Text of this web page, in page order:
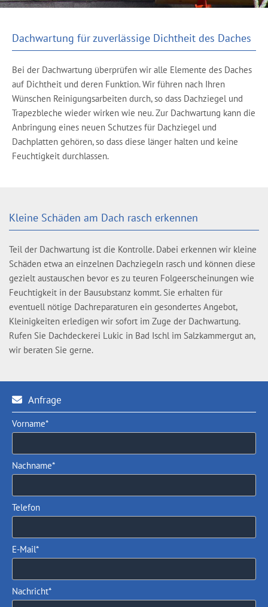
Dachwartung für zuverlässige Dichtheit des Daches
Bei der Dachwartung überprüfen wir alle Elemente des Daches
auf Dichtheit und deren Funktion. Wir führen nach Ihren
Wünschen Reinigungsarbeiten durch, so dass Dachziegel und
Trapezbleche wieder wirken wie neu. Zur Dachwartung kann die
Anbringung eines neuen Schutzes für Dachziegel und
Dachplatten gehören, so dass diese länger halten und keine
Feuchtigkeit durchlassen.
Kleine Schäden am Dach rasch erkennen
Teil der Dachwartung ist die Kontrolle. Dabei erkennen wir kleine
Schäden etwa an einzelnen Dachziegeln rasch und können diese
gezielt austauschen bevor es zu teuren Folgeerscheinungen wie
Feuchtigkeit in der Bausubstanz kommt. Sie erhalten für
eventuell nötige Dachreparaturen ein gesondertes Angebot,
Kleinigkeiten erledigen wir sofort im Zuge der Dachwartung.
Rufen Sie Dachdeckerei Lukic in Bad Ischl im Salzkammergut an,
wir beraten Sie gerne.
 Anfrage
Vorname*
Nachname*
Telefon
E-Mail*
Nachricht*